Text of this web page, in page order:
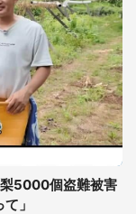
5000個盗難被害
」